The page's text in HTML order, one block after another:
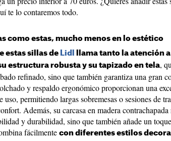
te lo contaremos todo.
como estas, mucho menos en lo estético
estas sillas de Lidl
llama tanto la atención a
estructura robusta y su tapizado en tela,
refinado, sino que también garantiza una gran
y respaldo ergonómico proporcionan una
uso, permitiendo largas sobremesas o sesiones de
Además, su carcasa en madera
y durabilidad, sino que también añade un
fácilmente con diferentes estilos